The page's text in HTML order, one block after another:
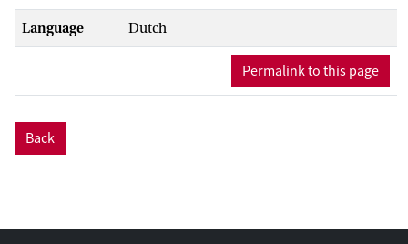
Language Dutch
Permalink to this page
Back